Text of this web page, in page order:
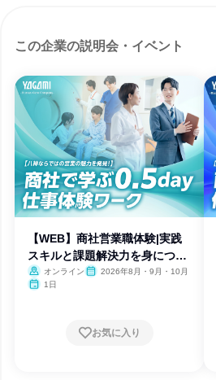
この企業の説明会・イベント
【WEB】商社営業職体験|実践
スキルと課題解決力を身につけ
る
オンライン
2026年8月・9月・10月
1日
お気に入り